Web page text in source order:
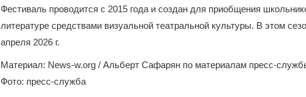
Фестиваль проводится с 2015 года и создан для приобщения
литературе средствами визуальной театральной культуры. В этом
апреля 2026 г.
Материал: News-w.org / Альберт Сафарян по материалам пресс-
Фото: пресс-служба